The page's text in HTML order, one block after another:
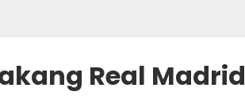
Real Madrid